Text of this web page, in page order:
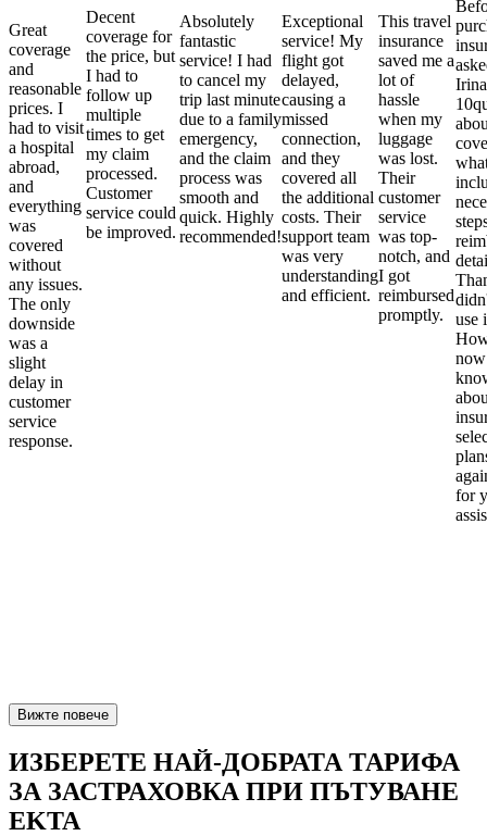
Great
coverage
and
reasonable
prices. I
had to visit
a hospital
abroad,
and
everything
was
covered
without
any issues.
The only
downside
was a
slight
delay in
customer
service
response.
Decent
coverage for
the price, but
I had to
follow up
multiple
times to get
my claim
processed.
Customer
service could
be improved.
Absolutely
fantastic
service! I had
to cancel my
trip last minute
due to a family
emergency,
and the claim
process was
smooth and
quick. Highly
recommended!
Exceptional
service! My
flight got
delayed,
causing a
missed
connection,
and they
covered all
the additional
costs. Their
support team
was very
understanding
and efficient.
This travel
insurance
saved me a
lot of
hassle
when my
luggage
was lost.
Their
customer
service
was top-
notch, and
I got
reimbursed
promptly.
use
for
Вижте повече
ИЗБЕРЕТЕ НАЙ-ДОБРАТА ТАРИФА
ЗА ЗАСТРАХОВКА ПРИ ПЪТУВАНЕ
EKTA